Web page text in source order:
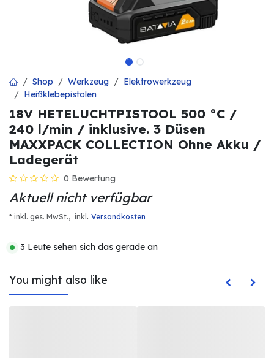
Shop Werkzeug
Elektrowerkzeug
Heißklebepistolen
18V HETELUCHTPISTOOL 500 °C /
240 l/min / inklusive. 3 Düsen
MAXXPACK COLLECTION Ohne Akku /
Ladegerät
0 Bewertung
Aktuell nicht verfügbar
* inkl. ges. MwSt., inkl . Versandkosten
3 Leute sehen sich das gerade an
You might also like